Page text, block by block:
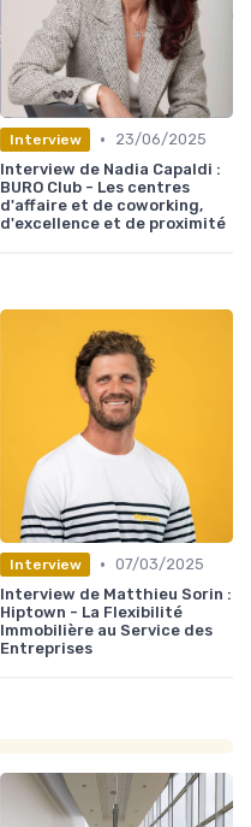
Interview •
23/06/2025
Interview de Nadia Capaldi :
BURO Club - Les centres
d'affaire et de coworking,
d'excellence et de proximité
Interview • 07/03/2025
Interview de Matthieu Sorin :
Hiptown - La Flexibilité
Immobilière au Service des
Entreprises